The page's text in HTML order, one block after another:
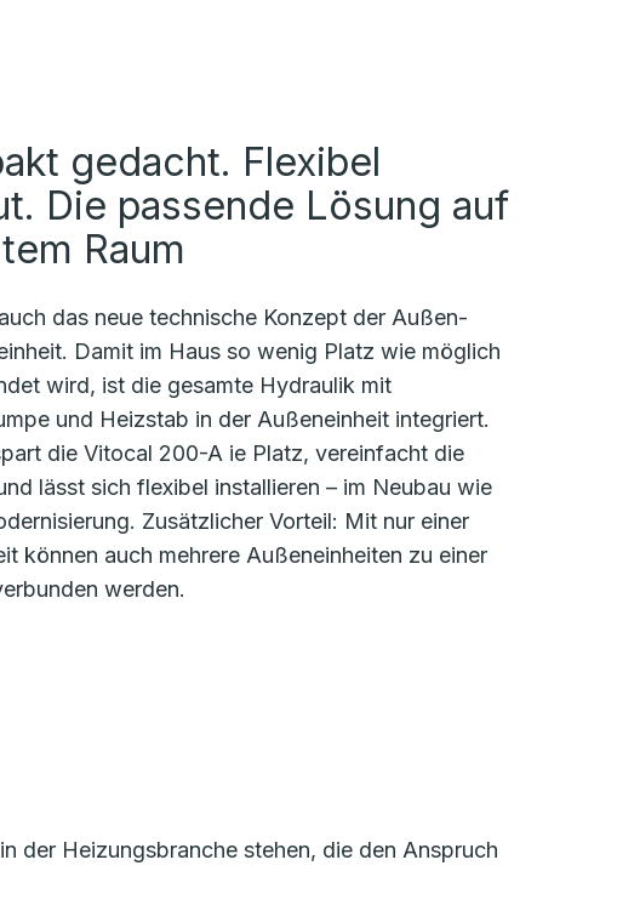
gedacht. Flexibel
Die passende Lösung auf
Raum
das neue technische Konzept der Außen-
Damit im Haus so wenig Platz wie möglich
wird, ist die gesamte Hydraulik mit
und Heizstab in der Außeneinheit integriert.
die Vitocal 200-A ie Platz, vereinfacht die
lässt sich flexibel installieren – im Neubau wie
Zusätzlicher Vorteil: Mit nur einer
können auch mehrere Außeneinheiten zu einer
werden.
der Heizungsbranche stehen, die den Anspruch